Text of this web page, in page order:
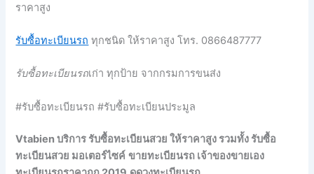
ราคาสูง
รับซื้อทะเบียนรถ ทุกชนิด ให้ราคาสูง โทร. 0866487777
รับซื้อทะเบียนรถเก่า ทุกป้าย จากกรมการขนส่ง
#รับซื้อทะเบียนรถ #รับซื้อทะเบียนประมูล
Vtabien บริการ รับซื้อทะเบียนสวย ให้ราคาสูง รวมทั้ง รับซื้อ
ทะเบียนสวย มอเตอร์ไซค์ ขายทะเบียนรถ เจ้าของขายเอง